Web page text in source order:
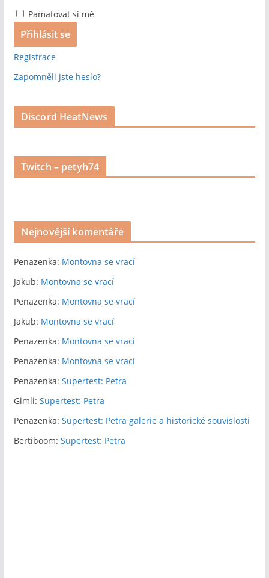
Pamatovat si mě
Přihlásit se
Registrace
Zapomněli jste heslo?
Discord HeatNews
Twitch – petyh74
Nejnovější komentáře
Penazenka: Montovna se vrací
Jakub: Montovna se vrací
Penazenka: Montovna se vrací
Jakub: Montovna se vrací
Penazenka: Montovna se vrací
Penazenka: Montovna se vrací
Penazenka: Supertest: Petra
Gimli: Supertest: Petra
Penazenka: Supertest: Petra galerie a historické souvislosti
Bertiboom: Supertest: Petra